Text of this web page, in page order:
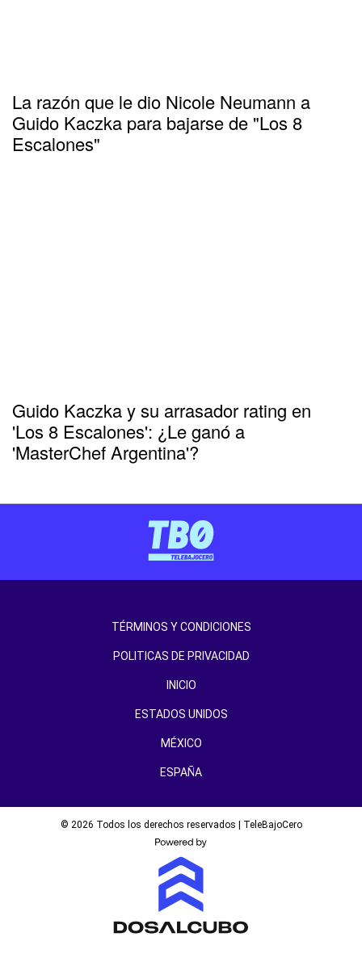
La razón que le dio Nicole Neumann a
Guido Kaczka para bajarse de "Los 8
Escalones"
Guido Kaczka y su arrasador rating en
'Los 8 Escalones': ¿Le ganó a
'MasterChef Argentina'?
TÉRMINOS Y CONDICIONES
POLITICAS DE PRIVACIDAD
INICIO
ESTADOS UNIDOS
MÉXICO
ESPAÑA
© 2026 Todos los derechos reservados | TeleBajoCero